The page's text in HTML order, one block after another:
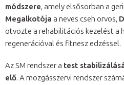
módszere, amely elsősorban a
Megalkotója a neves cseh orvos,
ötvözte a rehabilitációs kezelést a
regenerációval és fitnesz edzéssel.
Az SM rendszer a test
elő. A mozgásszervi rendszer